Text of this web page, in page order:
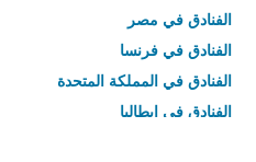
الفنادق في مصر
الفنادق في فرنسا
الفنادق في المملكة المتحدة
الفنادق في إيطاليا